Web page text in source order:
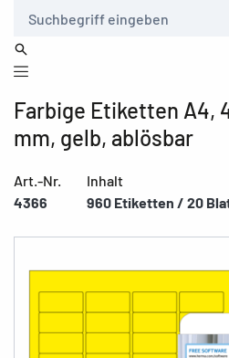
Farbige Etiketten A4,
mm, gelb, ablösbar
Art.-Nr.
4366
Inhalt
960 Etiketten / 20